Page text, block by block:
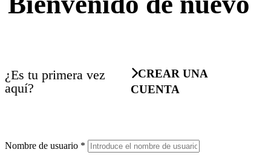
¿Es tu primera vez
aquí?
CREAR UNA
CUENTA
Nombre de usuario *